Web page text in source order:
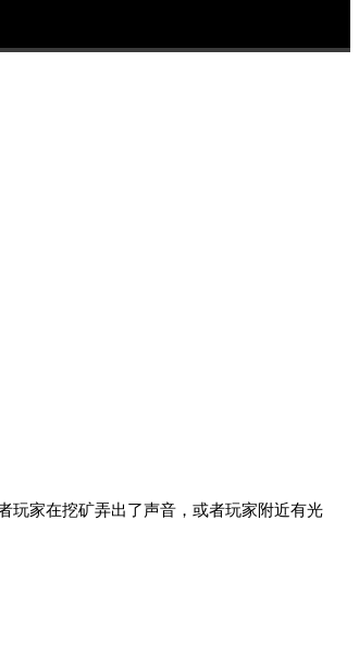
玩家在挖矿弄出了声音，或者玩家附近有光